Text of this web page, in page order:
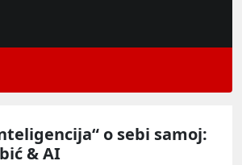
o sebi samoj:
& AI